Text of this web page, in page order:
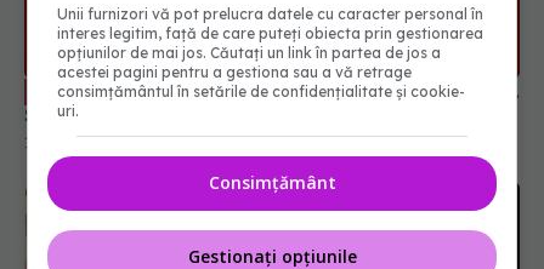
EXCLUSIV Ce trebuie să știi despre fosfolipide. Dr.
Speranța Iacob: Mecanism multiplu
16 apr 2026, 15:34
Unii furnizori vă pot prelucra datele cu caracter personal în
interes legitim, față de care puteți obiecta prin gestionarea
opțiunilor de mai jos. Căutați un link în partea de jos a
acestei pagini pentru a gestiona sau a vă retrage
consimțământul în setările de confidențialitate și cookie-
uri.
Consimțământ
Gestionați opțiunile